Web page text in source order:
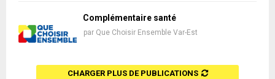
Complémentaire santé
par Que Choisir Ensemble Var-Est
CHARGER PLUS DE PUBLICATIONS